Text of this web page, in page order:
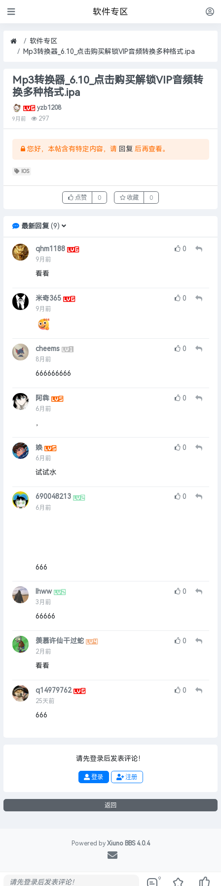
软件专区
软件专区
Mp3转换器_6.10_点击购买解锁VIP音频转换多种格式.ipa
Mp3转换器_6.10_点击购买解锁VIP音频转
换多种格式.ipa
yzb1208
9月前 297
您好，本帖含有特定内容，请 回复 后再查看。
IOS
点赞 0 收藏 0
最新回复(9)
qhm1188
9月前
0
看看
米奇365
9月前
0
cheems
8月前
0
666666666
阿犇
6月前
0
，
㛟
6月前
0
试试水
690048213
6月前
0
666
lhww
3月前
0
66666
羡慕许仙干过蛇
2月前
0
看看
q14979762
25天前
0
666
请先登录后发表评论！
登录 注册
返回
Powered by Xiuno BBS 4.0.4
请先登录后发表评论！
9